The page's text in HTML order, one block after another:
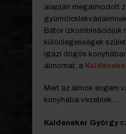
alapján megálmodott
Bátor ízkombinációjuk
különlegességek
igazi dögös
álmomat, a
Mert az álmok engem
konyhába vezetnek…
Kaldeneker György